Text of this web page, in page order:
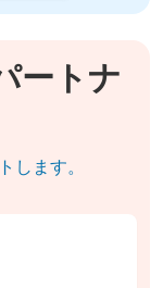
ートナ
します。